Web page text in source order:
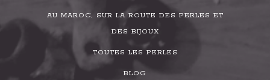
AU MAROC, SUR LA ROUTE DES PERLES ET
DES BIJOUX
TOUTES LES PERLES
BLOG